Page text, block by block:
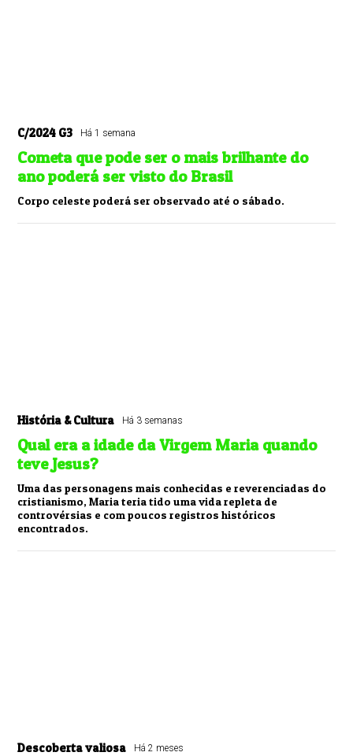
C/2024 G3 Há 1 semana
Cometa que pode ser o mais brilhante do
ano poderá ser visto do Brasil
Corpo celeste poderá ser observado até o sábado.
História & Cultura Há 3 semanas
Qual era a idade da Virgem Maria quando
teve Jesus?
Uma das personagens mais conhecidas e reverenciadas do
cristianismo, Maria teria tido uma vida repleta de
controvérsias e com poucos registros históricos
encontrados.
Descoberta valiosa Há 2 meses